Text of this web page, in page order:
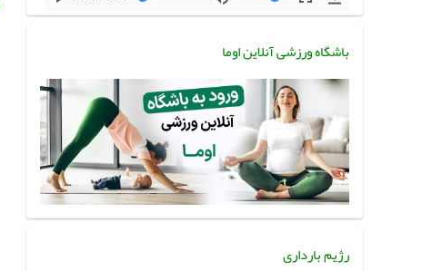
باشگاه ورزشی آنلاین اوما
رژیم بارداری